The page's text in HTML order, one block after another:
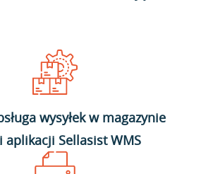
wysyłek w magazynie
aplikacji Sellasist WMS